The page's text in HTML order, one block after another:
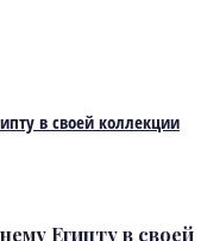
Египту в своей